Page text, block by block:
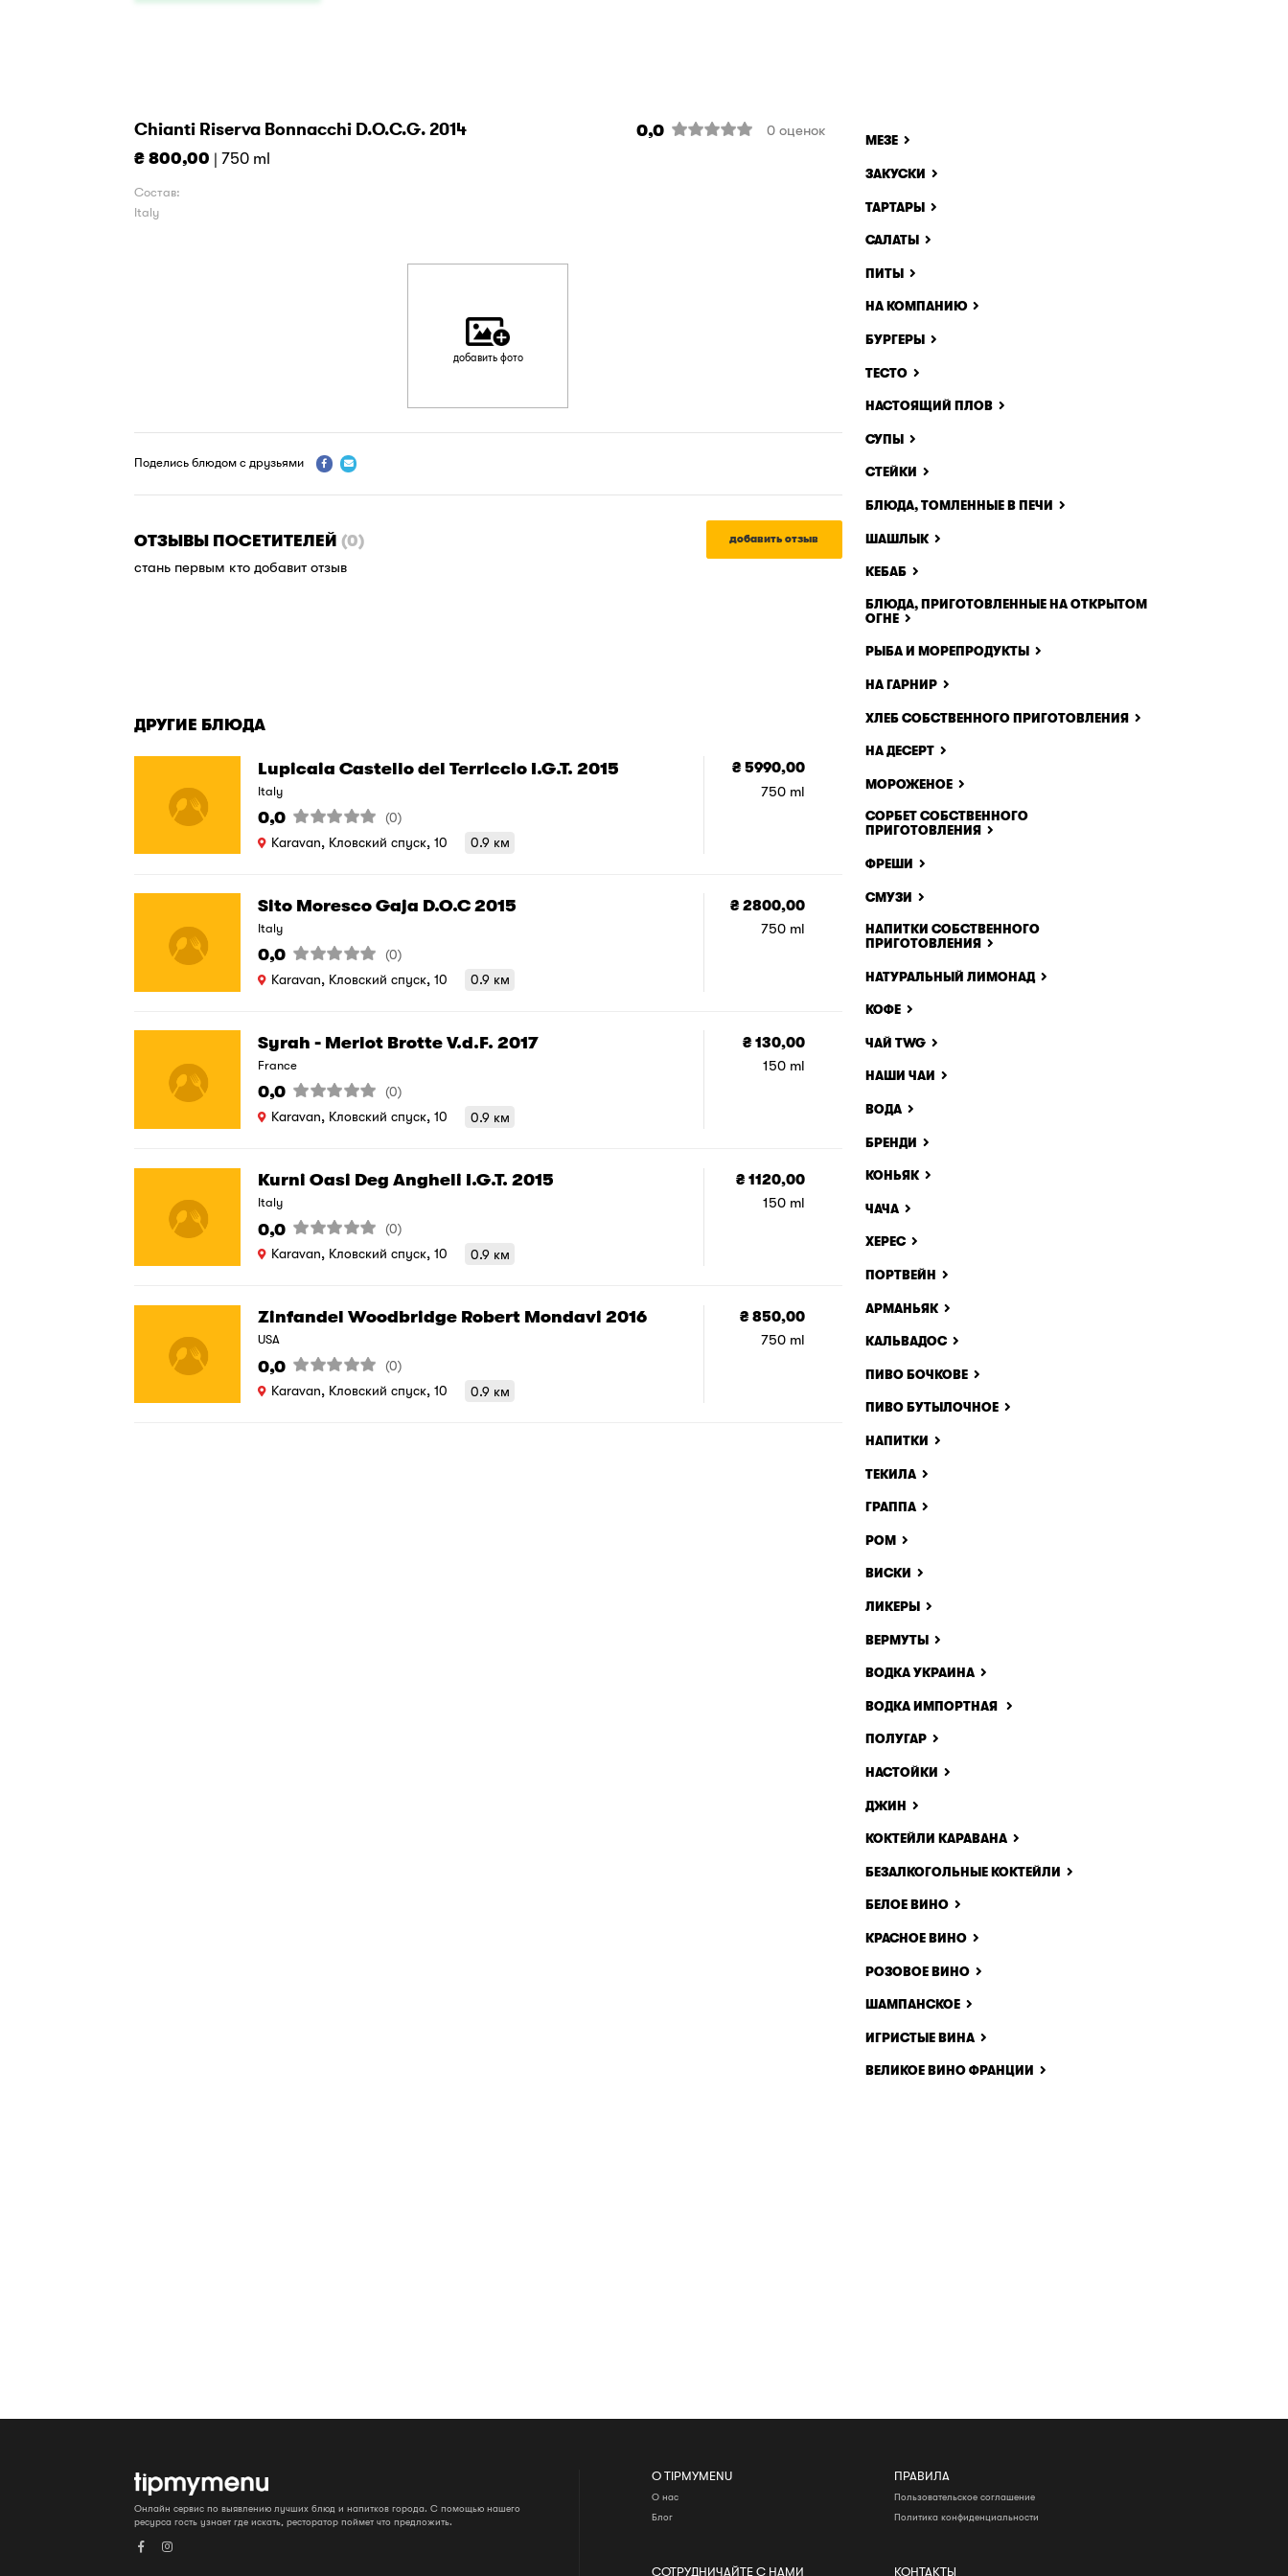
Chianti Riserva Bonnacchi D.O.C.G. 2014
₴ 800,00 | 750 ml
0,0 0 оценок
Состав:
Italy
добавить фото
Поделись блюдом с друзьями  
ОТЗЫВЫ ПОСЕТИТЕЛЕЙ (0)
cтань первым кто добавит отзыв
добавить отзыв
ДРУГИЕ БЛЮДА
Lupicaia Castello del Terriccio I.G.T. 2015
Italy
0,0
(0)
Karavan, Кловский спуск, 10
0.9 км
₴ 5990,00
750 ml
Sito Moresco Gaja D.O.C 2015
Italy
0,0
(0)
Karavan, Кловский спуск, 10
0.9 км
₴ 2800,00
750 ml
Syrah - Merlot Brotte V.d.F. 2017
France
0,0
(0)
Karavan, Кловский спуск, 10
0.9 км
₴ 130,00
150 ml
Kurni Oasi Deg Angheli I.G.T. 2015
Italy
0,0
(0)
Karavan, Кловский спуск, 10
0.9 км
₴ 1120,00
150 ml
Zinfandel Woodbridge Robert Mondavi 2016
USA
0,0
(0)
Karavan, Кловский спуск, 10
0.9 км
₴ 850,00
750 ml
МЕЗЕ
ЗАКУСКИ
ТАРТАРЫ
САЛАТЫ
ПИТЫ
НА КОМПАНИЮ
БУРГЕРЫ
ТЕСТО
НАСТОЯЩИЙ ПЛОВ
СУПЫ
СТЕЙКИ
БЛЮДА, ТОМЛЕННЫЕ В ПЕЧИ
ШАШЛЫК
КЕБАБ
БЛЮДА, ПРИГОТОВЛЕННЫЕ НА ОТКРЫТОМ
ОГНЕ
РЫБА И МОРЕПРОДУКТЫ
НА ГАРНИР
ХЛЕБ СОБСТВЕННОГО ПРИГОТОВЛЕНИЯ
НА ДЕСЕРТ
МОРОЖЕНОЕ
СОРБЕТ СОБСТВЕННОГО
ПРИГОТОВЛЕНИЯ
ФРЕШИ
СМУЗИ
НАПИТКИ СОБСТВЕННОГО
ПРИГОТОВЛЕНИЯ
НАТУРАЛЬНЫЙ ЛИМОНАД
КОФЕ
ЧАЙ TWG
НАШИ ЧАИ
ВОДА
БРЕНДИ
КОНЬЯК
ЧАЧА
ХЕРЕС
ПОРТВЕЙН
АРМАНЬЯК
КАЛЬВАДОС
ПИВО БОЧКОВЕ
ПИВО БУТЫЛОЧНОЕ
НАПИТКИ
ТЕКИЛА
ГРАППА
РОМ
ВИСКИ
ЛИКЕРЫ
ВЕРМУТЫ
ВОДКА УКРАИНА
ВОДКА ИМПОРТНАЯ
ПОЛУГАР
НАСТОЙКИ
ДЖИН
КОКТЕЙЛИ КАРАВАНА
БЕЗАЛКОГОЛЬНЫЕ КОКТЕЙЛИ
БЕЛОЕ ВИНО
КРАСНОЕ ВИНО
РОЗОВОЕ ВИНО
ШАМПАНСКОЕ
ИГРИСТЫЕ ВИНА
ВЕЛИКОЕ ВИНО ФРАНЦИИ
Онлайн сервис по выявлению лучших блюд и напитков города. С помощью нашего
ресурса гость узнает где искать, ресторатор поймет что предложить.
 
О TIPMYMENU
О нас
Блог
СОТРУДНИЧАЙТЕ С НАМИ
ПРАВИЛА
Пользовательское соглашение
Политика конфиденциальности
КОНТАКТЫ
x
добавить ещё одно
удалить